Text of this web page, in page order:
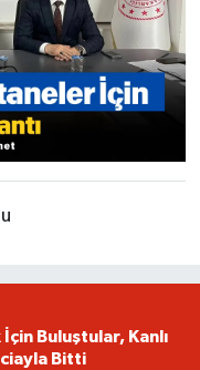
İçin Buluştular, Kanlı
Bitti